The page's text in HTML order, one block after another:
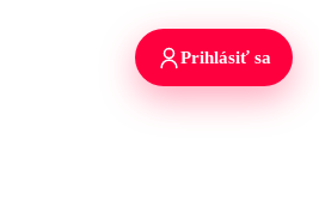
Prihlásiť sa